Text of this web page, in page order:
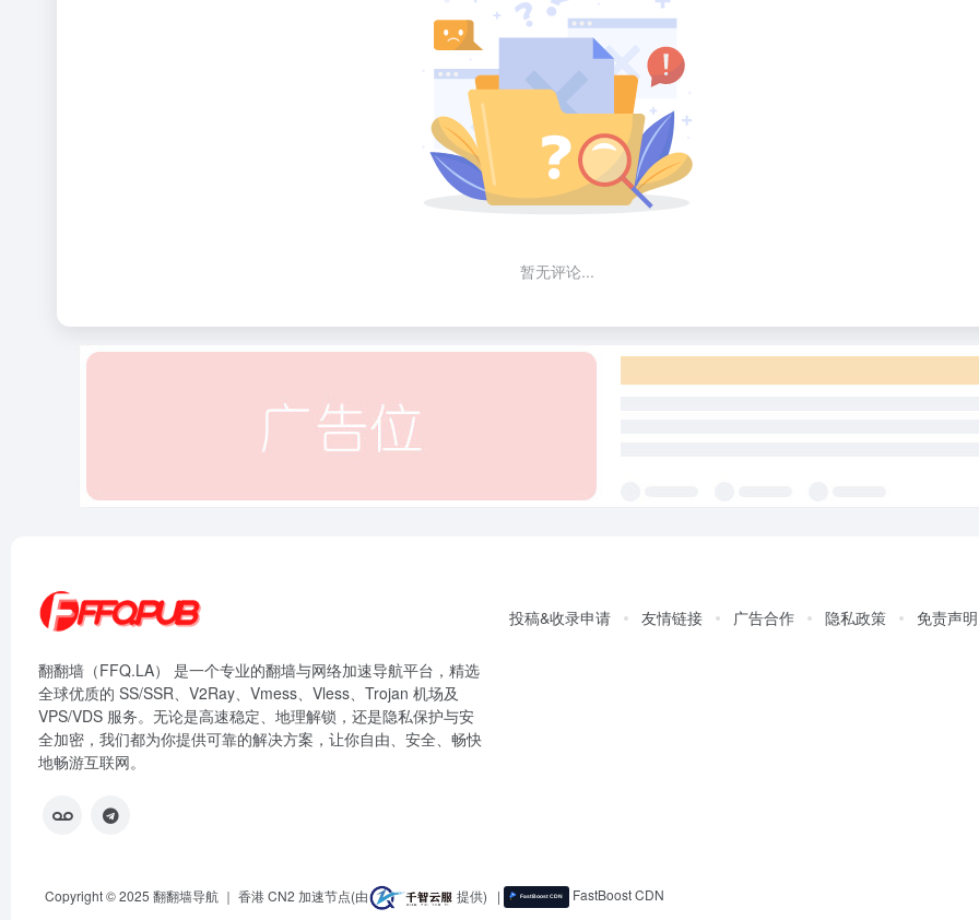
暂无评论...
翻翻墙（FFQ.LA） 是一个专业的翻墙与网络加速导航平台，精选
全球优质的 SS/SSR、V2Ray、Vmess、Vless、Trojan 机场及
VPS/VDS 服务。无论是高速稳定、地理解锁，还是隐私保护与安
全加密，我们都为你提供可靠的解决方案，让你自由、安全、畅快
地畅游互联网。
投稿&收录申请 友情链接 广告合作 隐私政策 免责声明
Copyright © 2025 翻翻墙导航 ｜ 香港 CN2 加速节点(由 提供) | FastBoost CDN